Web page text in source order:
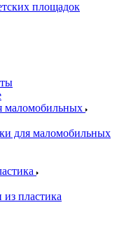
площадок
маломобильных
для маломобильных
из пластика